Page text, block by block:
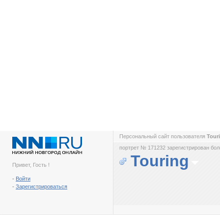
Привет, Гость !
- Войти
- Зарегистрироваться
Персональный сайт пользователя
портрет № 171232 зарегистрирован
Touring